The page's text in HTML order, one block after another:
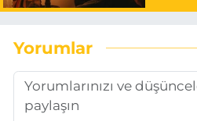
Yorumlar